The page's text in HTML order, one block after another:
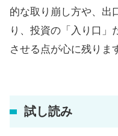
的な取り崩し方や、出
り、投資の「入り口」
させる点が心に残りま
試し読み